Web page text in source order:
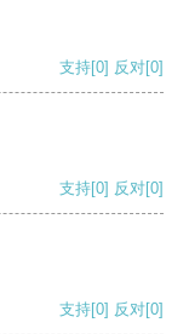
支持[0] 反对[0]
支持[0] 反对[0]
支持[0] 反对[0]